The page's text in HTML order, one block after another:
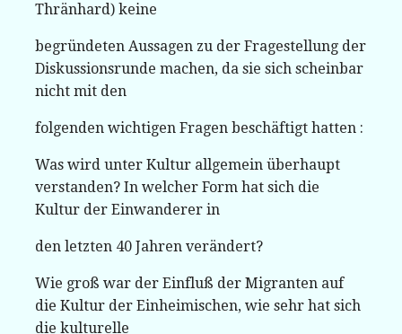
Thränhard) keine
begründeten Aussagen zu der Fragestellung der
Diskussionsrunde machen, da sie sich scheinbar
nicht mit den
folgenden wichtigen Fragen beschäftigt hatten :
Was wird unter Kultur allgemein überhaupt
verstanden? In welcher Form hat sich die
Kultur der Einwanderer in
den letzten 40 Jahren verändert?
Wie groß war der Einfluß der Migranten auf
die Kultur der Einheimischen, wie sehr hat sich
die kulturelle